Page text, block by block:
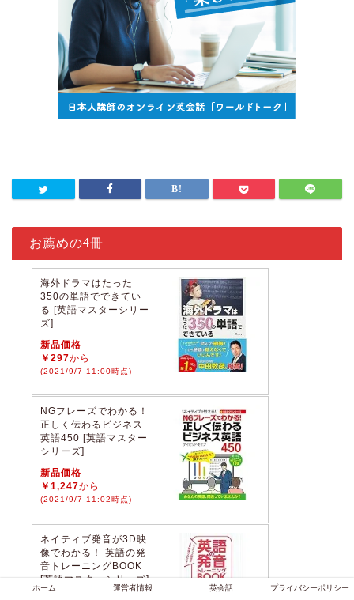
お薦めの4冊
海外ドラマはたった
350の単語でできてい
る [英語マスターシリー
ズ]
新品価格
￥297から
(2021/9/7 11:00時点)
NGフレーズでわかる！
正しく伝わるビジネス
英語450 [英語マスター
シリーズ]
新品価格
￥1,247から
(2021/9/7 11:02時点)
ネイティブ発音が3D映
像でわかる！ 英語の発
音トレーニングBOOK
[英語マスターシリーズ]
ホーム 運営者情報 英会話 プライバシーポリシー